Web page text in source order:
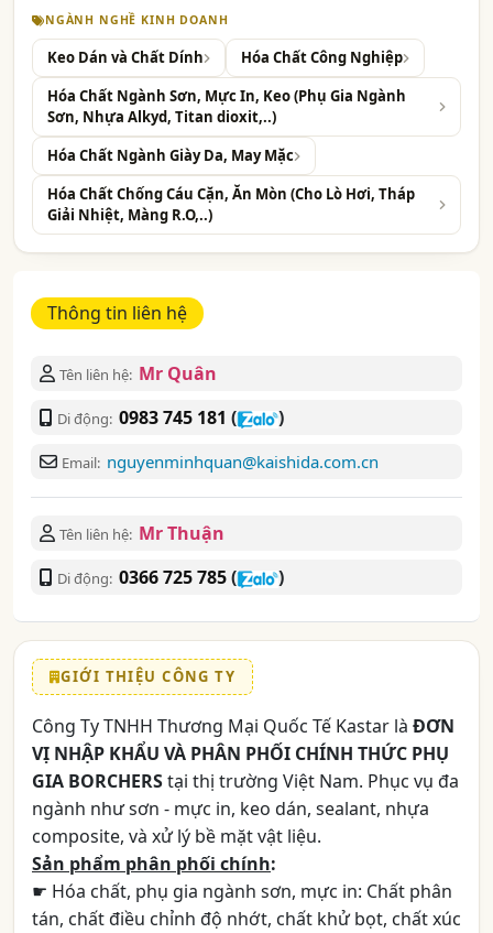
NGÀNH NGHỀ KINH DOANH
Keo Dán và Chất Dính
Hóa Chất Công Nghiệp
Hóa Chất Ngành Sơn, Mực In, Keo (Phụ Gia Ngành
Sơn, Nhựa Alkyd, Titan dioxit,..)
Hóa Chất Ngành Giày Da, May Mặc
Hóa Chất Chống Cáu Cặn, Ăn Mòn (Cho Lò Hơi, Tháp
Giải Nhiệt, Màng R.O,..)
Thông tin liên hệ
Tên liên hệ: Mr Quân
Di động: 0983 745 181 ( )
Email: nguyenminhquan@kaishida.com.cn
Tên liên hệ: Mr Thuận
Di động: 0366 725 785( )
GIỚI THIỆU CÔNG TY
Công Ty TNHH Thương Mại Quốc Tế Kastar là ĐƠN
VỊ NHẬP KHẨU VÀ PHÂN PHỐI CHÍNH THỨC PHỤ
GIA BORCHERStại thị trường Việt Nam. Phục vụ đa
ngành như sơn - mực in, keo dán, sealant, nhựa
composite, và xử lý bề mặt vật liệu.
Sản phẩm phân phối chính:
☛ Hóa chất, phụ gia ngành sơn, mực in: Chất phân
tán, chất điều chỉnh độ nhớt, chất khử bọt, chất xúc